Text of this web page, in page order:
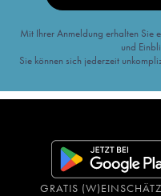
Mit Ihrer Anmeldung erhalten Sie
und
Sie können sich jederzeit
GRATIS